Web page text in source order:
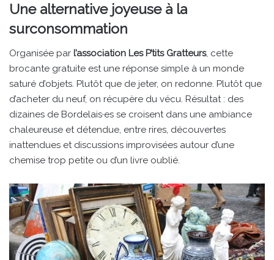
Une alternative joyeuse à la
surconsommation
Organisée par l’association Les P’tits Gratteurs, cette
brocante gratuite est une réponse simple à un monde
saturé d’objets. Plutôt que de jeter, on redonne. Plutôt que
d’acheter du neuf, on récupère du vécu. Résultat : des
dizaines de Bordelais·es se croisent dans une ambiance
chaleureuse et détendue, entre rires, découvertes
inattendues et discussions improvisées autour d’une
chemise trop petite ou d’un livre oublié.